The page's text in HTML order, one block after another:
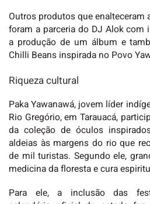
Outros produtos que enalteceram
foram a parceria do DJ Alok com
a produção de um álbum e
Chilli Beans inspirada no Povo
Riqueza cultural
Paka Yawanawá, jovem líder
Rio Gregório, em Tarauacá,
da coleção de óculos
aldeias às margens do rio que
de mil turistas. Segundo ele,
medicina da floresta e cura
Para ele, a inclusão das